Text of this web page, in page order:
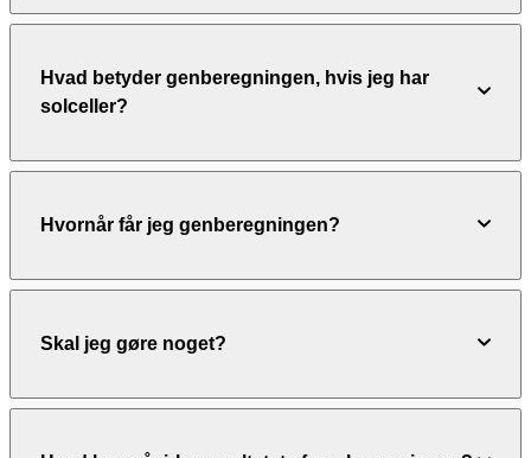
Hvad betyder genberegningen, hvis jeg har
solceller?
Hvornår får jeg genberegningen?
Skal jeg gøre noget?